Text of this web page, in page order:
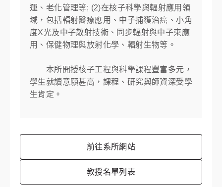
運、老化管理等; (2)在核子科學與輻射應用領
域，包括輻射醫療應用、中子捕獲治癌、小角
度X光及中子散射技術、同步輻射與中子束應
用、保健物理與放射化學、輻射生物等。
本所開授核子工程與科學課程豐富多元，
學生就讀意願甚高，課程、研究與師資深受學
生肯定。
前往系所網站
教授名單列表